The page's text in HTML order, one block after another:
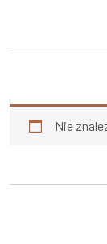
Nie